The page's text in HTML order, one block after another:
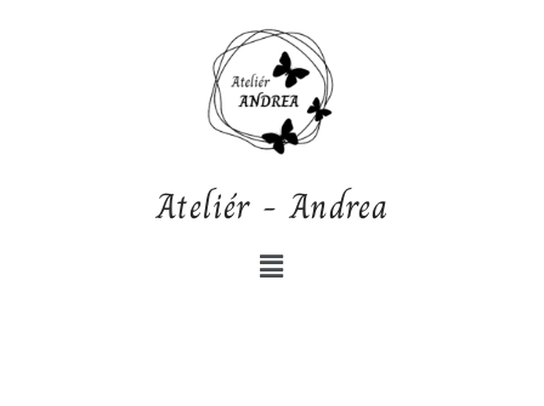
Ateliér - Andrea
Nabídka